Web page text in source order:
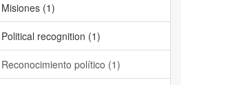
Misiones (1)
Political recognition (1)
Reconocimiento político (1)